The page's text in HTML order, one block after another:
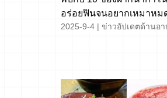
อร่อยฟินจนอยากเหมาหม
2025-9-4 | ข่าวอัปเดตด้านอา